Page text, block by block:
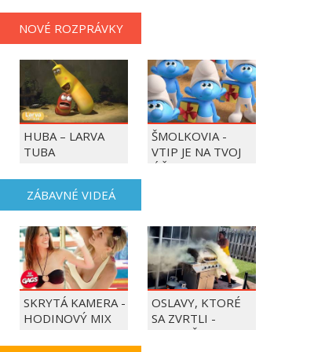
NOVÉ ROZPRÁVKY
HUBA – LARVA
TUBA
ŠMOLKOVIA -
VTIP JE NA TVOJ
ÚČET
ZÁBAVNÉ VIDEÁ
SKRYTÁ KAMERA -
HODINOVÝ MIX
OSLAVY, KTORÉ
SA ZVRTLI -
NAJLEPŠIE